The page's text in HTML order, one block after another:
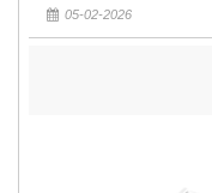
05-02-2026